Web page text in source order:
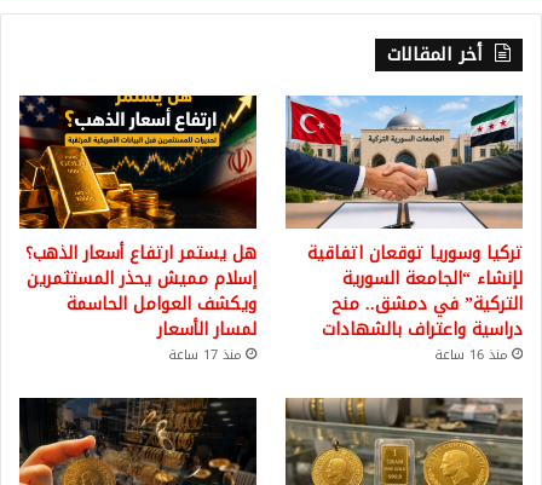
أخر المقالات
تركيا وسوريا توقعان اتفاقية
لإنشاء “الجامعة السورية
التركية” في دمشق.. منح
دراسية واعتراف بالشهادات
منذ 16 ساعة
هل يستمر ارتفاع أسعار الذهب؟
إسلام مميش يحذر المستثمرين
ويكشف العوامل الحاسمة
لمسار الأسعار
منذ 17 ساعة